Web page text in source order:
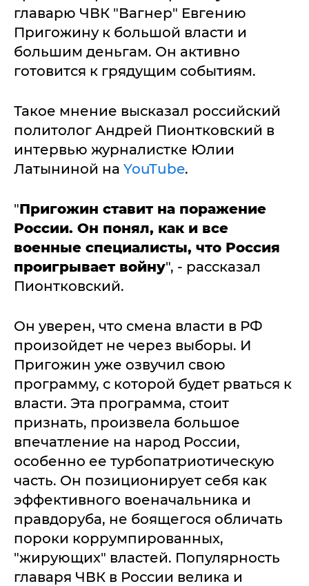
главарю ЧВК "Вагнер" Евгению
Пригожину к большой власти и
большим деньгам. Он активно
готовится к грядущим событиям.
Такое мнение высказал российский
политолог Андрей Пионтковский в
интервью журналистке Юлии
Латыниной на YouTube.
"Пригожин ставит на поражение
России. Он понял, как и все
военные специалисты, что Россия
проигрывает войну", - рассказал
Пионтковский.
Он уверен, что смена власти в РФ
произойдет не через выборы. И
Пригожин уже озвучил свою
программу, с которой будет рваться к
власти. Эта программа, стоит
признать, произвела большое
впечатление на народ России,
особенно ее турбопатриотическую
часть. Он позиционирует себя как
эффективного военачальника и
правдоруба, не боящегося обличать
пороки коррумпированных,
"жирующих" властей. Популярность
главаря ЧВК в России велика и